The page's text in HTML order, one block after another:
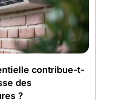
contribue-t-
des
?